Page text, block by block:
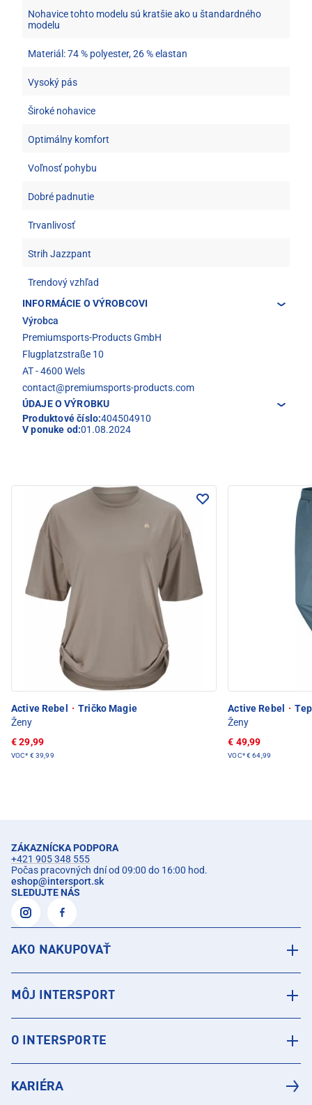
Nohavice tohto modelu sú kratšie ako u štandardného
modelu
Materiál: 74 % polyester, 26 % elastan
Vysoký pás
Široké nohavice
Optimálny komfort
Voľnosť pohybu
Dobré padnutie
Trvanlivosť
Strih Jazzpant
Trendový vzhľad
INFORMÁCIE O VÝROBCOVI
Výrobca
Premiumsports-Products GmbH
Flugplatzstraße 10
AT - 4600 Wels
contact@premiumsports-products.com
ÚDAJE O VÝROBKU
Produktové číslo:404504910
V ponuke od:01.08.2024
Active Rebel · Tričko Magie
Ženy
€ 29,99
VOC* € 39,99
Active Rebel ·
Ženy
€ 49,99
VOC*€ 64,99
ZÁKAZNÍCKA PODPORA
+421 905 348 555
Počas pracovných dní od 09:00 do 16:00 hod.
eshop@intersport.sk
SLEDUJTE NÁS
AKO NAKUPOVAŤ
MÔJ INTERSPORT
O INTERSPORTE
KARIÉRA